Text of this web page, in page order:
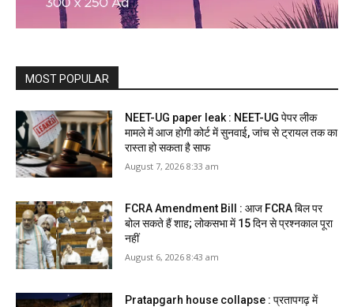
MOST POPULAR
NEET-UG paper leak : NEET-UG पेपर लीक
मामले में आज होगी कोर्ट में सुनवाई, जांच से ट्रायल तक का
रास्ता हो सकता है साफ
August 7, 2026 8:33 am
FCRA Amendment Bill : आज FCRA बिल पर
बोल सकते हैं शाह; लोकसभा में 15 दिन से प्रश्नकाल पूरा
नहीं
August 6, 2026 8:43 am
Pratapgarh house collapse : प्रतापगढ़ में